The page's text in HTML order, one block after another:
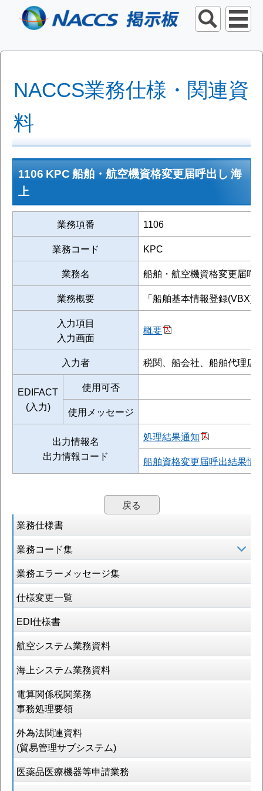
NACCS業務仕様・関連資
料
業務仕様書
業務コード集
業務エラーメッセージ集
仕様変更一覧
EDI仕様書
航空システム業務資料
海上システム業務資料
電算関係税関業務
事務処理要領
外為法関連資料
(貿易管理サブシステム)
医薬品医療機器等申請業務
1106 KPC 船舶・航空機資格変更届呼出し 海
上
業務項番
1106
業務コード
KPC
業務名
船舶・航空機資格変更届呼
業務概要
「船舶基本情報登録(VBX)
入力項目
入力画面
概要
入力者 税関、船会社、船舶代理店
EDIFACT
(入力)
使用可否
使用メッセージ
出力情報名
出力情報コード
処理結果通知
船舶資格変更届呼出結果情
戻る